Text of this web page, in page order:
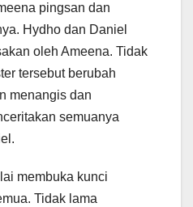
pingsan dan
Hydho dan Daniel
oleh Ameena. Tidak
tersebut berubah
menangis dan
semuanya
membuka kunci
Tidak lama